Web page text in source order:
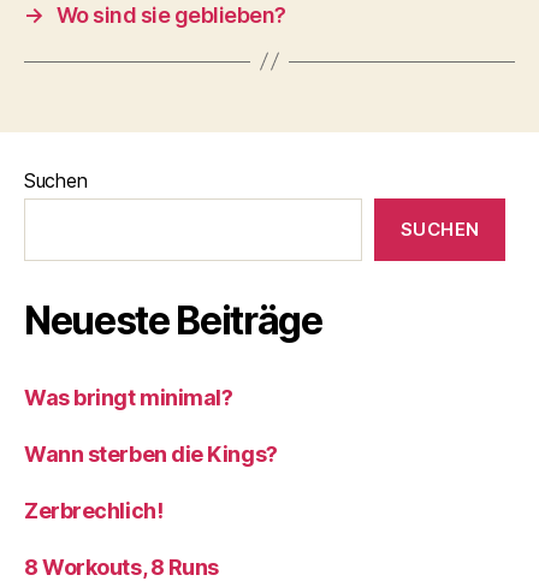
→ Wo sind sie geblieben?
Suchen
SUCHEN
Neueste Beiträge
Was bringt minimal?
Wann sterben die Kings?
Zerbrechlich!
8 Workouts, 8 Runs